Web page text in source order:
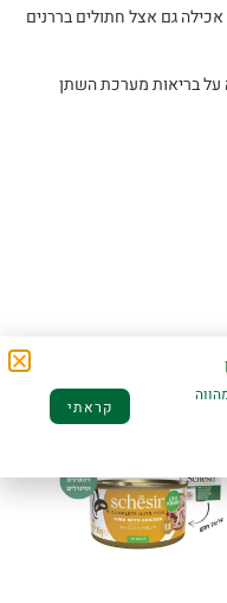
גם אצל חתולים בררנים
על בריאות מערכת השתן
קראתי